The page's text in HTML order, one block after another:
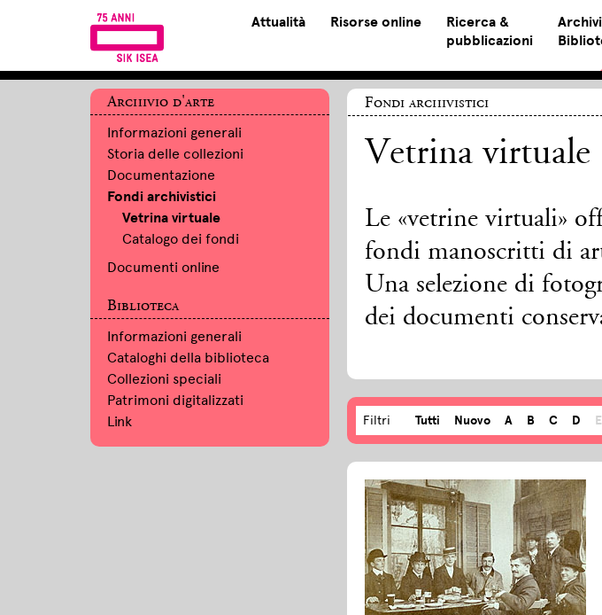
Attualità Risorse online
Ricerca &
pubblicazioni
Archivio d'arte
Informazioni generali
Storia delle collezioni
Documentazione
Fondi archivistici
Vetrina virtuale
Catalogo dei fondi
Documenti online
Biblioteca
Informazioni generali
Cataloghi della biblioteca
Collezioni speciali
Patrimoni digitalizzati
Link
Fondi archivistici
Vetrina virtuale
Le «vetrine virtuali»
fondi manoscritti di
Una selezione di
dei documenti
Filtri Tutti Nuovo A B C D E